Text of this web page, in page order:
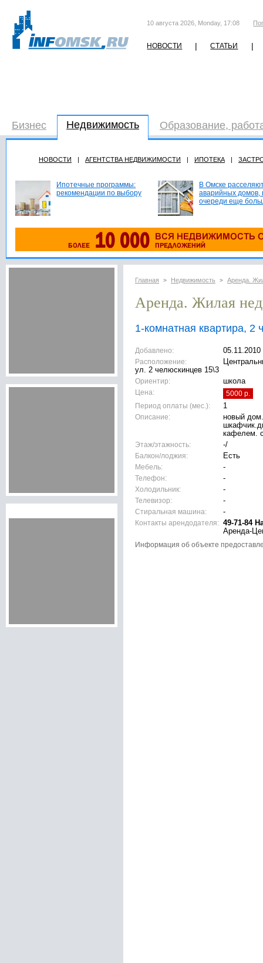
10 августа 2026, Monday, 17:08
НОВОСТИ | СТАТЬИ |
Бизнес Недвижимость Образование,
НОВОСТИ | АГЕНТСТВА НЕДВИЖИМОСТИ | ИПОТЕКА |
Ипотечные программы:
рекомендации по выбору
В Омске
аварийных домов,
очереди еще
Главная > Недвижимость > Аренда.
Аренда. Жилая
1-комнатная квартира, 2
Добавлено:
05.11.2010
Расположение:
ул. 2 челюскинцев 15\3
Ориентир:
школа
Цена:
5000 р.
Период оплаты (мес.):
1
Описание:
новый
кафелем.
Этаж/этажность:
-/
Балкон/лоджия:
Есть
Мебель:
-
Телефон:
-
Холодильник:
-
Телевизор:
-
Стиральная машина:
-
Контакты арендодателя: 49-71-84
Аренда-
Информация об объекте